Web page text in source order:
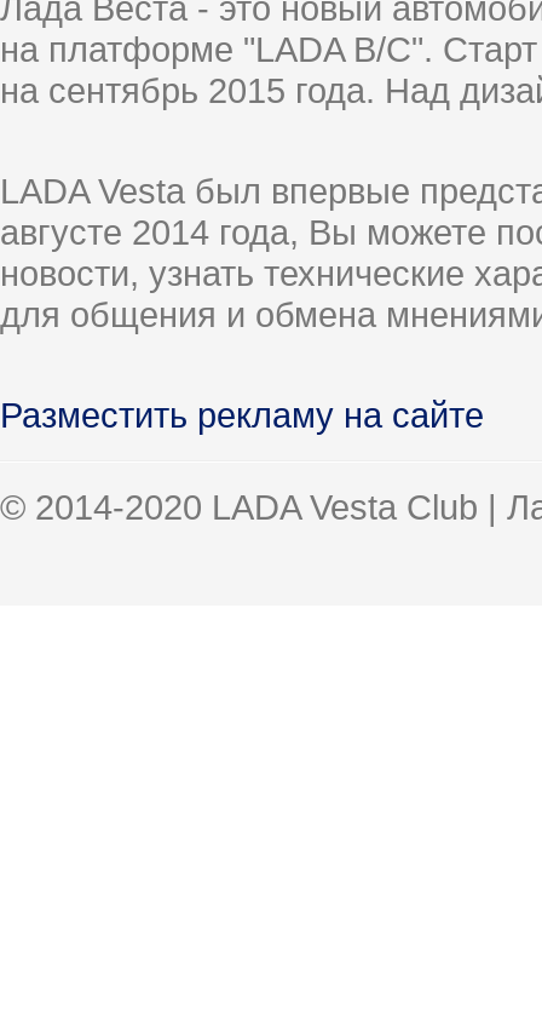
на платформе "LADA B/C".
на сентябрь 2015 года. Над
LADA Vesta был впервые
августе 2014 года, Вы можете
новости, узнать технические
для общения и обмена
Разместить рекламу на сайте
© 2014-2020 LADA Vesta Club |